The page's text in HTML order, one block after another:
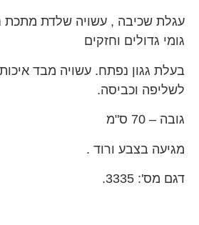
גומי גדולים וחזקים
בעלת גגון נפתח. עשויה מבד
לשליפה וכביסה.
גובה – 70 ס"מ
מגיעה בצבע ורוד .
דגם מס': 3335.